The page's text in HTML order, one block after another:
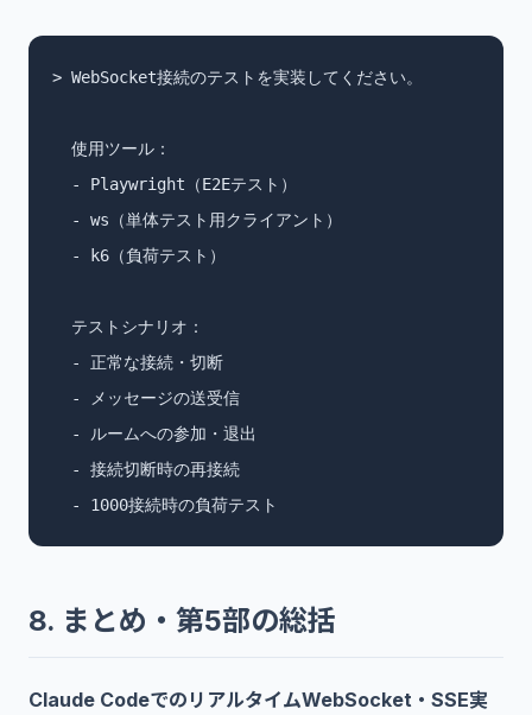
> WebSocket接続のテストを実装してください。
  使用ツール：
  - Playwright（E2Eテスト）
  - ws（単体テスト用クライアント）
  - k6（負荷テスト）
  テストシナリオ：
  - 正常な接続・切断
  - メッセージの送受信
  - ルームへの参加・退出
  - 接続切断時の再接続
  - 1000接続時の負荷テスト
8. まとめ・第5部の総括
Claude CodeでのリアルタイムWebSocket・SSE実